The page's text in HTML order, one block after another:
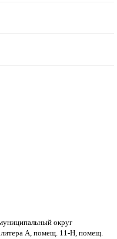
округ
А, помещ. 11-Н, помещ.